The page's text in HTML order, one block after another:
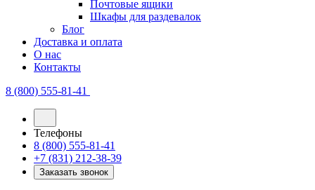
Почтовые ящики
Шкафы для раздевалок
Блог
Доставка и оплата
О нас
Контакты
8 (800) 555-81-41
Телефоны
8 (800) 555-81-41
+7 (831) 212-38-39
Заказать звонок